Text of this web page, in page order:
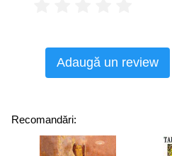
Adaugă un review
Recomandări: